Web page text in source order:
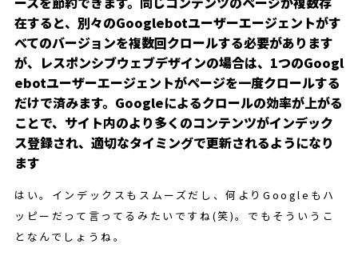
在すると、別々のGooglebotユーザーエージェントがす
べてのバージョンを複数回クロールする必要があります
が、レスポンシブウェブデザインの場合は、1つのGoogl
ebotユーザーエージェントがページを一度クロールする
だけで済みます。Googleによるクロールの効率が上がる
ことで、サイト内のより多くのコンテンツがインデック
ス登録され、適切なタイミングで更新されるようになり
ます
はい。インデックスもスムーズだし、何よりGoogleもハ
ッピーだって言ってるみたいですね(笑)。でもそういうこ
となんでしょうね。